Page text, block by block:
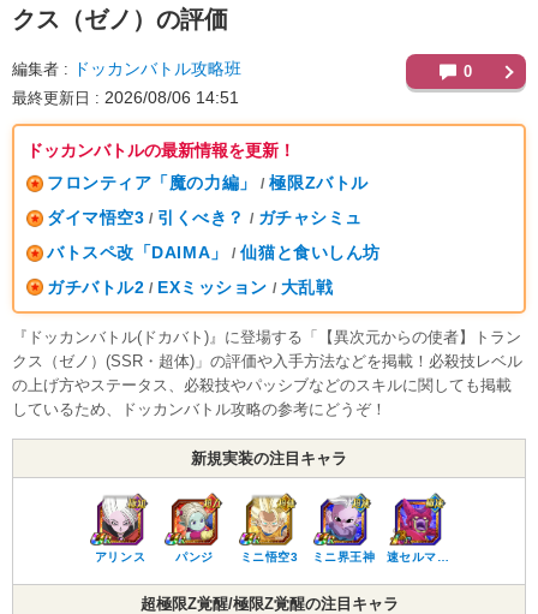
クス（ゼノ）の評価
編集者 ドッカンバトル攻略班
最終更新日 2026/08/06 14:51
0
ドッカンバトルの最新情報を更新！
フロンティア「魔の力編」
/ 極限Zバトル
ダイマ悟空3 / 引くべき？ / ガチャシミュ
バトスペ改「DAIMA」
/ 仙猫と食いしん坊
ガチバトル2 / EXミッション / 大乱戦
『ドッカンバトル(ドカバト)』に登場する「【異次元からの使者】トラン
クス（ゼノ）(SSR・超体)」の評価や入手方法などを掲載！必殺技レベル
の上げ方やステータス、必殺技やパッシブなどのスキルに関しても掲載
しているため、ドッカンバトル攻略の参考にどうぞ！
新規実装の注目キャラ
アリンス パンジ ミニ悟空3 ミニ界王神 速セルマ…
超極限Z覚醒/極限Z覚醒の注目キャラ